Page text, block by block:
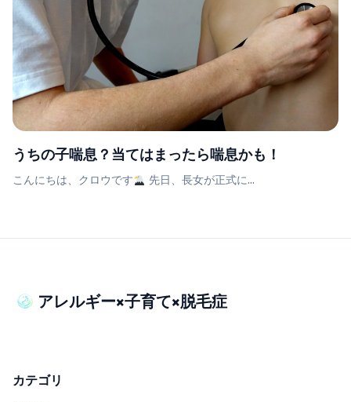
うちの子喘息？当てはまったら喘息かも！
こんにちは、クロウです 先日、長女が正式に...
アレルギー×子育て×脱毛症
カテゴリ